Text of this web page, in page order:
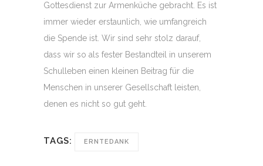
Gottesdienst zur Armenküche gebracht. Es ist
immer wieder erstaunlich, wie umfangreich
die Spende ist. Wir sind sehr stolz darauf,
dass wir so als fester Bestandteil in unserem
Schulleben einen kleinen Beitrag für die
Menschen in unserer Gesellschaft leisten,
denen es nicht so gut geht.
TAGS: ERNTEDANK